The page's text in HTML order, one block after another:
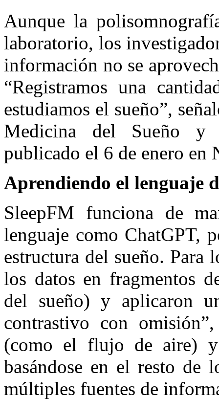
Aunque la
laboratorio, los
información no se
“Registramos una
estudiamos el sueño”,
Medicina del Sueño y
publicado el 6 de enero en
Aprendiendo el lenguaje
SleepFM funciona de
lenguaje como ChatGPT,
estructura del sueño.
los datos en fragmentos
del sueño) y aplicaron
contrastivo con
(como el flujo de aire)
basándose en el resto de
múltiples fuentes de